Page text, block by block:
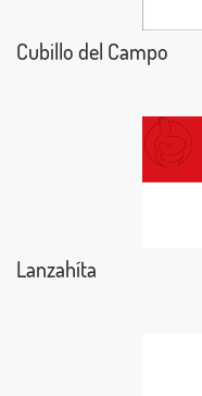
Cubillo del Campo
Lanzahíta